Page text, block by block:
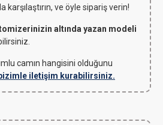
karşılaştırın, ve öyle sipariş verin!
altında yazan modeli
camın hangisini olduğunu
bizimle iletişim kurabilirsiniz.